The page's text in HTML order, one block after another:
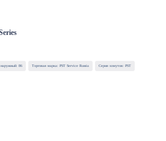
наружный: 86 Торговая марка: PST Service Russia Серия хомутов: PST